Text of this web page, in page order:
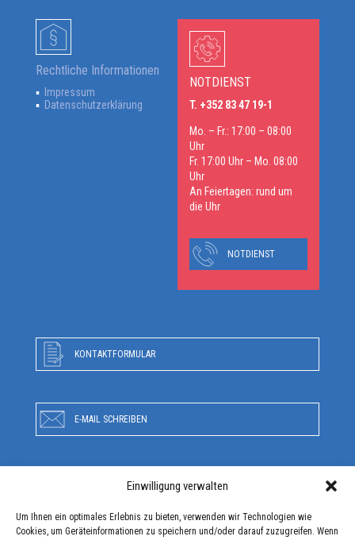
Einwilligung verwalten
Um Ihnen ein optimales Erlebnis zu bieten, verwenden wir Technologien wie
Cookies, um Geräteinformationen zu speichern und/oder darauf zuzugreifen. Wenn
Rechtliche Informationen
Impressum
Datenschutzerklärung
NOTDIENST
T. +352 83 47 19-1
Mo. – Fr.: 17:00 – 08:00
Uhr
Fr. 17:00 Uhr – Mo. 08:00
Uhr
An Feiertagen: rund um
die Uhr
NOTDIENST
KONTAKTFORMULAR
E-MAIL SCHREIBEN
RUFEN SIE UNS AN